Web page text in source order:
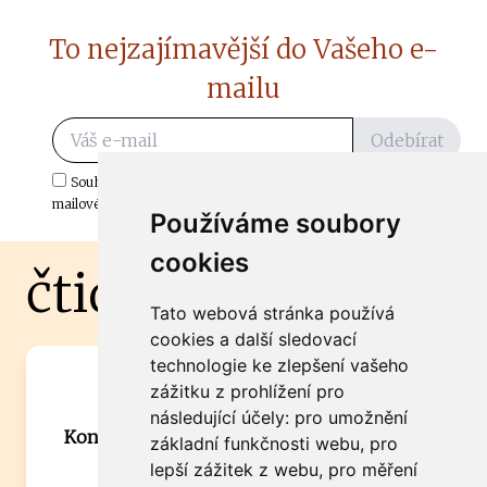
Používáme soubory
cookies
Tato webová stránka používá
cookies a další sledovací
technologie ke zlepšení vašeho
zážitku z prohlížení pro
následující účely: pro umožnění
základní funkčnosti webu, pro
lepší zážitek z webu, pro měření
To nejzajímavější do Vašeho e-
mailu
Odebírat
Souhlasím s odběrem důležitých zpráv ze ČtiDoma.cz do mé e-
mailové schránky.
čtidoma.cz
Máte zajímavou informaci? Chcete
spolupracovat?
Kontaktujte šéfredaktora Martina Chalupu:
chalupa@ctidoma.cz